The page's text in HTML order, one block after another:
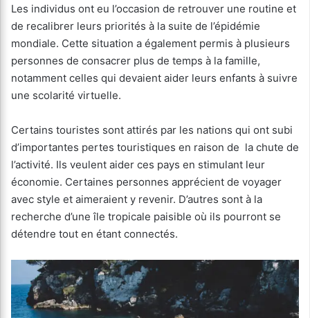
Les individus ont eu l’occasion de retrouver une routine et
de recalibrer leurs priorités à la suite de l’épidémie
mondiale. Cette situation a également permis à plusieurs
personnes de consacrer plus de temps à la famille,
notamment celles qui devaient aider leurs enfants à suivre
une scolarité virtuelle.
Certains touristes sont attirés par les nations qui ont subi
d’importantes pertes touristiques en raison de la chute de
l’activité. Ils veulent aider ces pays en stimulant leur
économie. Certaines personnes apprécient de voyager
avec style et aimeraient y revenir. D’autres sont à la
recherche d’une île tropicale paisible où ils pourront se
détendre tout en étant connectés.